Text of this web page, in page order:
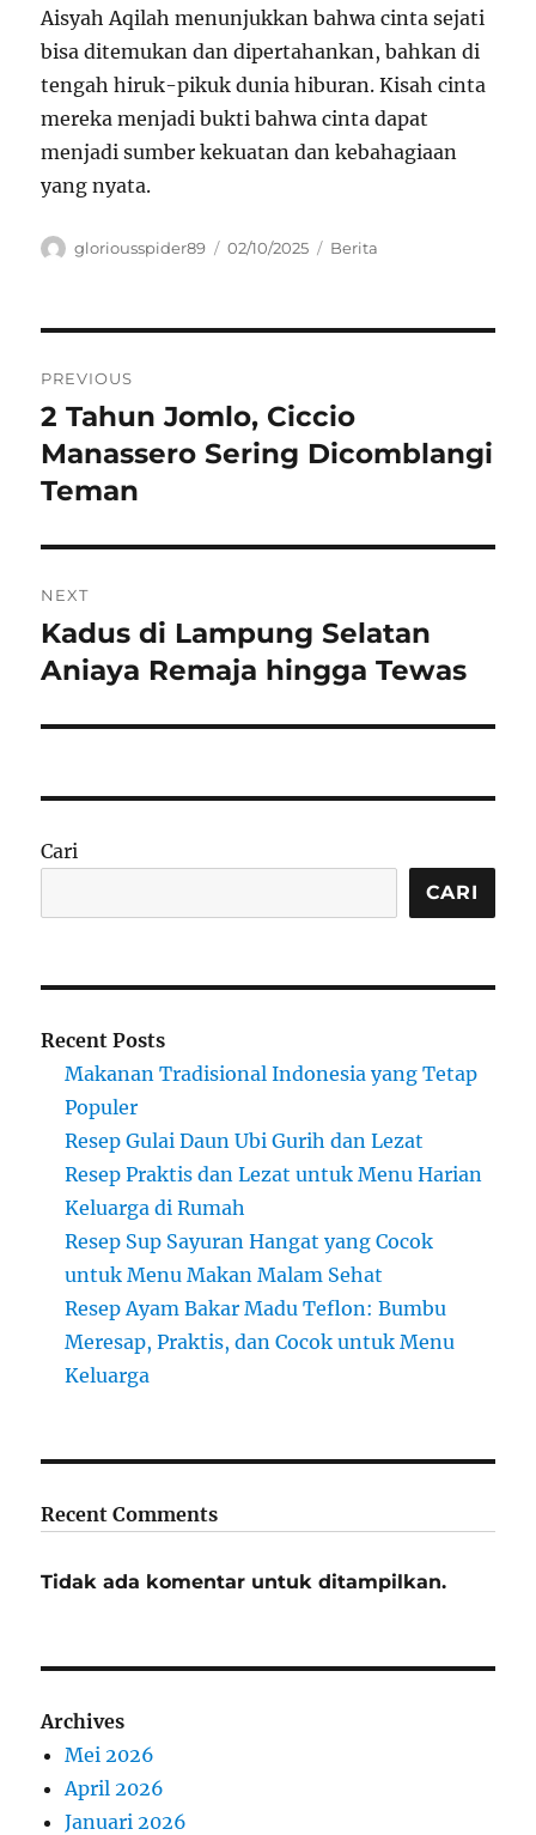
Aisyah Aqilah menunjukkan bahwa cinta sejati
bisa ditemukan dan dipertahankan, bahkan di
tengah hiruk-pikuk dunia hiburan. Kisah cinta
mereka menjadi bukti bahwa cinta dapat
menjadi sumber kekuatan dan kebahagiaan
yang nyata.
Author
gloriousspider89
Posted
02/10/2025 Categories
Berita
pos
PREVIOUS
Previous
post:
2 Tahun Jomlo, Ciccio
Manassero Sering Dicomblangi
Teman
NEXT
Next
post:
Kadus di Lampung Selatan
Aniaya Remaja hingga Tewas
Cari
CARI
Recent Posts
Makanan Tradisional Indonesia yang Tetap
Populer
Resep Gulai Daun Ubi Gurih dan Lezat
Resep Praktis dan Lezat untuk Menu Harian
Keluarga di Rumah
Resep Sup Sayuran Hangat yang Cocok
untuk Menu Makan Malam Sehat
Resep Ayam Bakar Madu Teflon: Bumbu
Meresap, Praktis, dan Cocok untuk Menu
Keluarga
Recent Comments
Tidak ada komentar untuk ditampilkan.
Archives
Mei 2026
April 2026
Januari 2026